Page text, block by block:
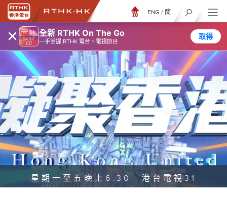
× 全新 RTHK On The Go
一手掌握 RTHK 電台、電視節目
取得
ENG / 簡
星期一至五晚上6:30 港台電視31